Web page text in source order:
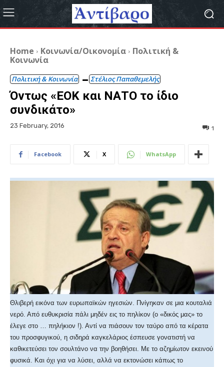
Home Κοινωνία/Οικονομία
Πολιτική &
Κοινωνία
Πολιτική & Κοινωνία Στέλιος Παπαθεμελής
Όντως «ΕΟΚ και ΝΑΤΟ το ίδιο
συνδικάτο»
23 February, 2016 1
Facebook X WhatsApp
Θλιβερή εικόνα των ευρωπαϊκών ηγεσιών. Πνίγηκαν σε μια κουταλιά
νερό. Από ευθυκρισία πάλι μηδέν εις το πηλίκον (ο «δικός μας» το
έλεγε στο … πηλήκιον !). Αντί να πιάσουν τον ταύρο από τα κέρατα
του προσφυγικού, η σιδηρά καγκελάριος έσπευσε γονατιστή να
καθικετεύσει τον σουλτάνο να την βοηθήσει. Με το αζημίωτον εκεινού
φυσικά. Και όχι για να λύσει, αλλά να εκτονώσει κάπως το